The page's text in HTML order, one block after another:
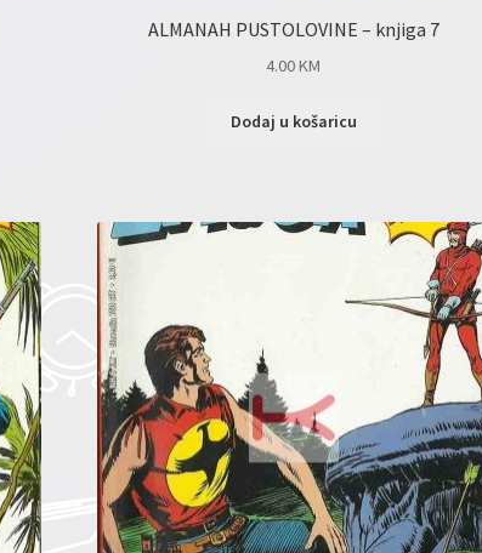
ALMANAH PUSTOLOVINE – knjiga 7
4.00KM
Dodaj u košaricu